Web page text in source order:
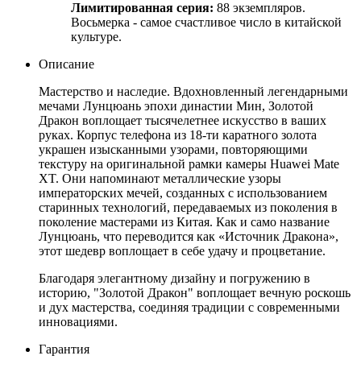
Лимитированная серия: 88 экземпляров.
Восьмерка - самое счастливое число в китайской
культуре.
Описание
Мастерство и наследие. Вдохновленный легендарными
мечами Лунцюань эпохи династии Мин, Золотой
Дракон воплощает тысячелетнее искусство в ваших
руках. Корпус телефона из 18-ти каратного золота
украшен изысканными узорами, повторяющими
текстуру на оригинальной рамки камеры Huawei Mate
XT. Они напоминают металлические узоры
императорских мечей, созданных с использованием
старинных технологий, передаваемых из поколения в
поколение мастерами из Китая. Как и само название
Лунцюань, что переводится как «Источник Дракона»,
этот шедевр воплощает в себе удачу и процветание.
Благодаря элегантному дизайну и погружению в
историю, "Золотой Дракон" воплощает вечную роскошь
и дух мастерства, соединяя традиции с современными
инновациями.
Гарантия